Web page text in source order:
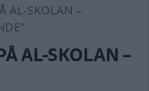
AL-SKOLAN –